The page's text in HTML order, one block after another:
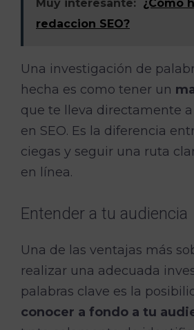
Muy interesante: ¿Cómo
redaccion SEO?
Una investigación de
hecha es como tener un
que te lleva directamente
en SEO. Es la diferencia
ciegas y seguir una ruta
en línea.
Entender a tu audiencia
Una de las ventajas más
realizar una adecuada
palabras clave es la
conocer a fondo a tu